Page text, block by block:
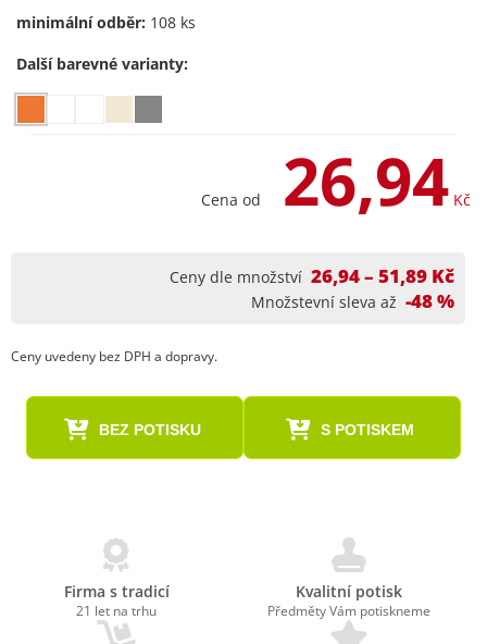
minimální odběr: 108 ks
Další barevné varianty:
Cena od 26,94 Kč
Ceny dle množství 26,94 – 51,89 Kč
Množstevní sleva až -48 %
Ceny uvedeny bez DPH a dopravy.
BEZ POTISKU S POTISKEM
Firma s tradicí
21 let na trhu
Kvalitní potisk
Předměty Vám potiskneme